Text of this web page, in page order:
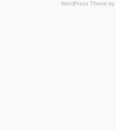
WordPress Theme by